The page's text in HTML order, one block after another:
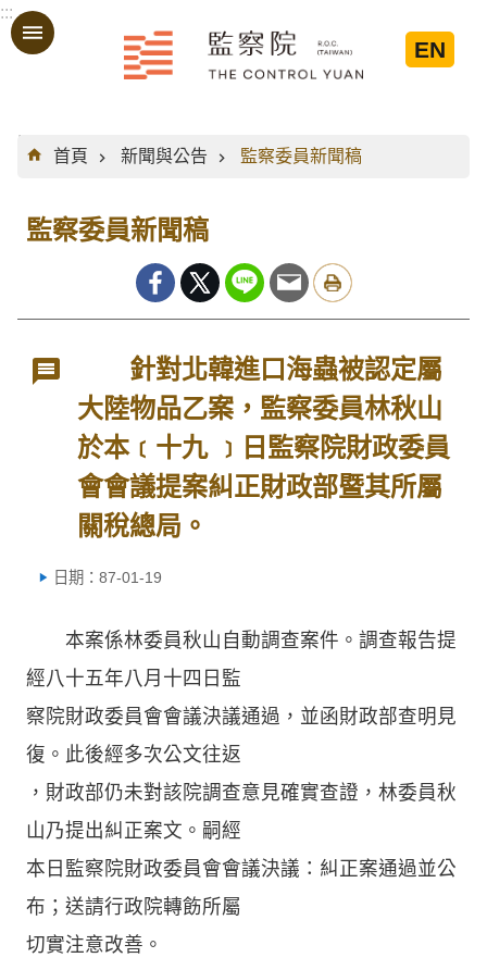
跳到主要內容區塊
:::
EN
:::
首頁
新聞與公告 監察委員新聞稿
監察委員新聞稿
針對北韓進口海蟲被認定屬
大陸物品乙案，監察委員林秋山
於本﹝十九 ﹞日監察院財政委員
會會議提案糾正財政部暨其所屬
關稅總局。
日期：87-01-19
本案係林委員秋山自動調查案件。調查報告提
經八十五年八月十四日監
察院財政委員會會議決議通過，並函財政部查明見
復。此後經多次公文往返
，財政部仍未對該院調查意見確實查證，林委員秋
山乃提出糾正案文。嗣經
本日監察院財政委員會會議決議：糾正案通過並公
布；送請行政院轉飭所屬
切實注意改善。